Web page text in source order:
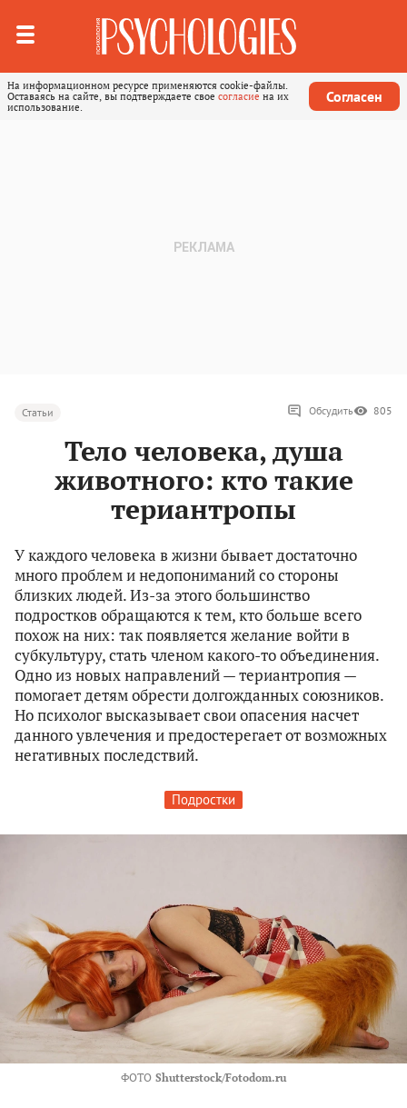
На информационном ресурсе применяются cookie-файлы.
Оставаясь на сайте, вы подтверждаете свое согласие на их
использование.
Согласен
Статьи Обсудить 805
Тело человека, душа
животного: кто такие
териантропы
У каждого человека в жизни бывает достаточно
много проблем и недопониманий со стороны
близких людей. Из-за этого большинство
подростков обращаются к тем, кто больше всего
похож на них: так появляется желание войти в
субкультуру, стать членом какого-то объединения.
Одно из новых направлений — териантропия —
помогает детям обрести долгожданных союзников.
Но психолог высказывает свои опасения насчет
данного увлечения и предостерегает от возможных
негативных последствий.
Подростки
ФОТО Shutterstock/Fotodom.ru